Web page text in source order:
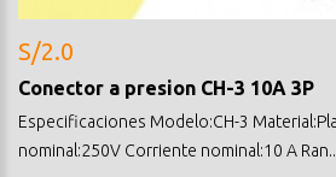
S/2.0
Conector a presion CH-3 10A 3P
Especificaciones Modelo:CH-3
nominal:250V Corriente nominal:10 A Ran..